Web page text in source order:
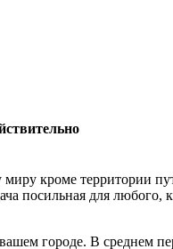
кроме территории
посильная для любого,
городе. В среднем